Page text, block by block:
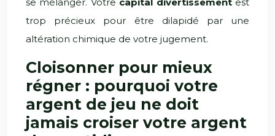
se mélanger. Votre capital divertissementest
trop précieux pour être dilapidé par une
altération chimique de votre jugement.
Cloisonner pour mieux
régner : pourquoi votre
argent de jeu ne doit
jamais croiser votre argent